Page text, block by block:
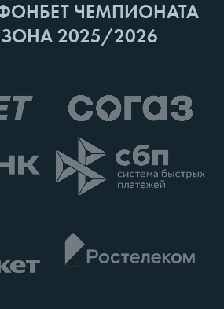
ЧЕМПИОНАТА
2025/2026